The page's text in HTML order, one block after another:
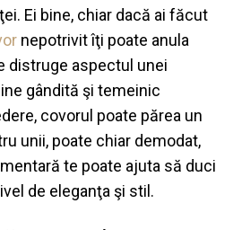
Ei bine, chiar dacă ai făcut
nepotrivit îţi poate anula
distruge aspectul unei
gândită şi temeinic
covorul poate părea un
unii, poate chiar demodat,
te poate ajuta să duci
de eleganţa şi stil.